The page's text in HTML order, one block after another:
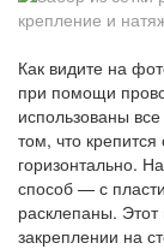
Как видите на
при помощи
использованы
том, что крепится
горизонтально.
способ — с
расклепаны.
закреплении на